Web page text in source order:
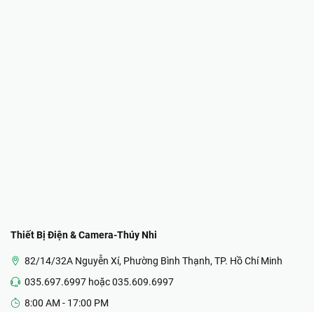
Thiết Bị Điện & Camera-Thúy Nhi
82/14/32A Nguyễn Xí, Phường Bình Thạnh, TP. Hồ Chí Minh
035.697.6997 hoặc 035.609.6997
8:00 AM - 17:00 PM